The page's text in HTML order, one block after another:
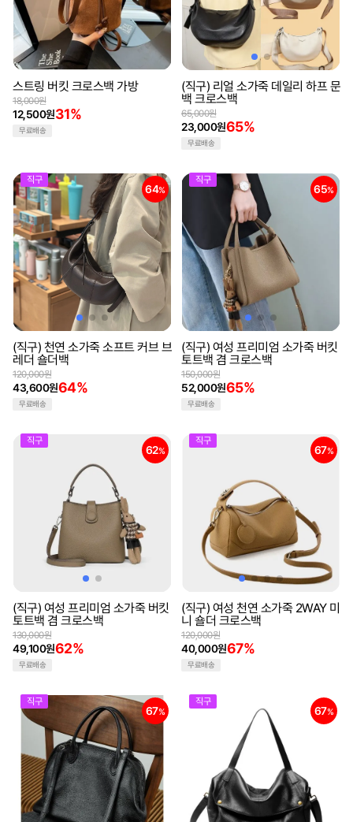
스트링 버킷 크로스백 가방
12,500원31%
18,000원
무료배송
(직구) 리얼 소가죽 데일리 하프 문
백 크로스백
23,000원65%
65,000원
무료배송
직구
64%
(직구) 천연 소가죽 소프트 커브 브
레더 숄더백
43,600원64%
120,000원
무료배송
직구
65%
(직구) 여성 프리미엄 소가죽 버킷
토트백 겸 크로스백
52,000원65%
150,000원
무료배송
직구
62%
(직구) 여성 프리미엄 소가죽 버킷
토트백 겸 크로스백
49,100원62%
130,000원
무료배송
직구
67%
(직구) 여성 천연 소가죽 2WAY 미
니 숄더 크로스백
40,000원67%
120,000원
무료배송
직구
67%
직구
67%